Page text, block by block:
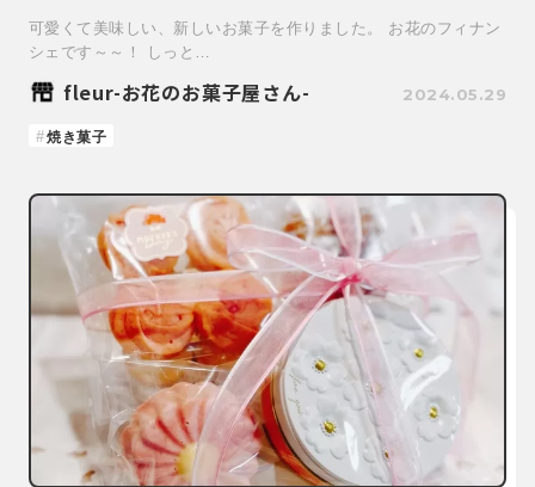
可愛くて美味しい、新しいお菓子を作りました。 お花のフィナン
シェです～～！ しっと…
fleur-お花のお菓子屋さん- 2024.05.29
焼き菓子